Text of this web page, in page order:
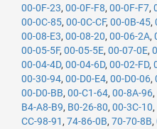
00-0F-23, 00-0F-F8, 00-0F-F7,
00-0C-85, 00-0C-CF, 00-0B-45,
00-08-E3, 00-08-20, 00-06-2A,
00-05-5F, 00-05-5E, 00-07-0E,
00-04-4D, 00-04-6D, 00-02-FD,
00-30-94, 00-D0-E4, 00-D0-06,
00-D0-BB, 00-C1-64, 00-8A-96,
B4-A8-B9, B0-26-80, 00-3C-10,
CC-98-91 , 74-86-0B, 70-70-8B,